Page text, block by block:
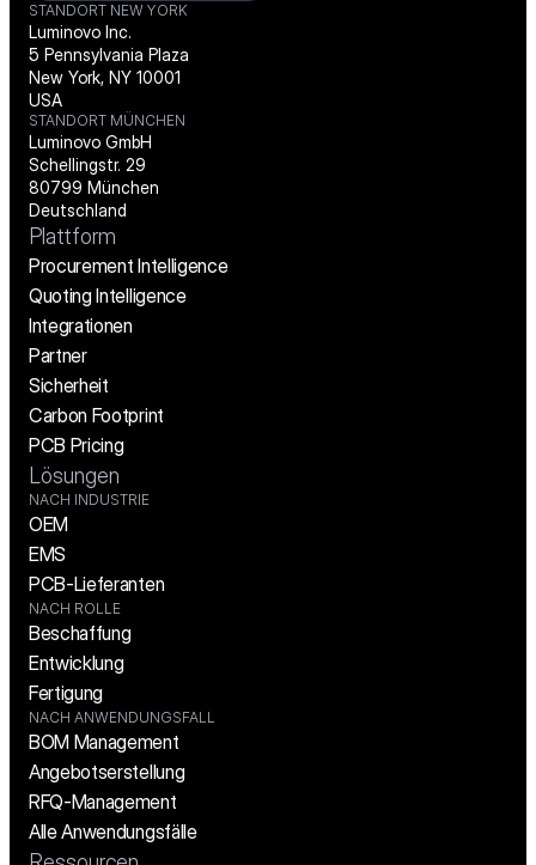
STANDORT NEW YORK
Luminovo Inc.
5 Pennsylvania Plaza
New York, NY 10001
USA
STANDORT MÜNCHEN
Luminovo GmbH
Schellingstr. 29
80799 München
Deutschland
Plattform
Procurement Intelligence
Quoting Intelligence
Integrationen
Partner
Sicherheit
Carbon Footprint
PCB Pricing
Lösungen
NACH INDUSTRIE
OEM
EMS
PCB-Lieferanten
NACH ROLLE
Beschaffung
Entwicklung
Fertigung
NACH ANWENDUNGSFALL
BOM Management
Angebotserstellung
RFQ-Management
Alle Anwendungsfälle